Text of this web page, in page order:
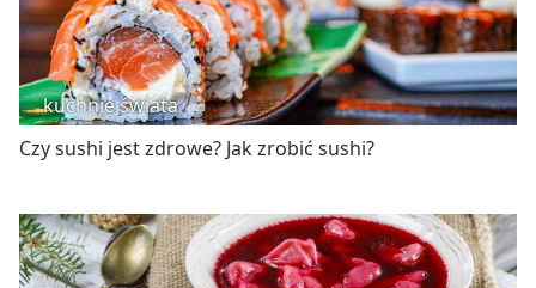
kuchnie świata
Czy sushi jest zdrowe? Jak zrobić sushi?